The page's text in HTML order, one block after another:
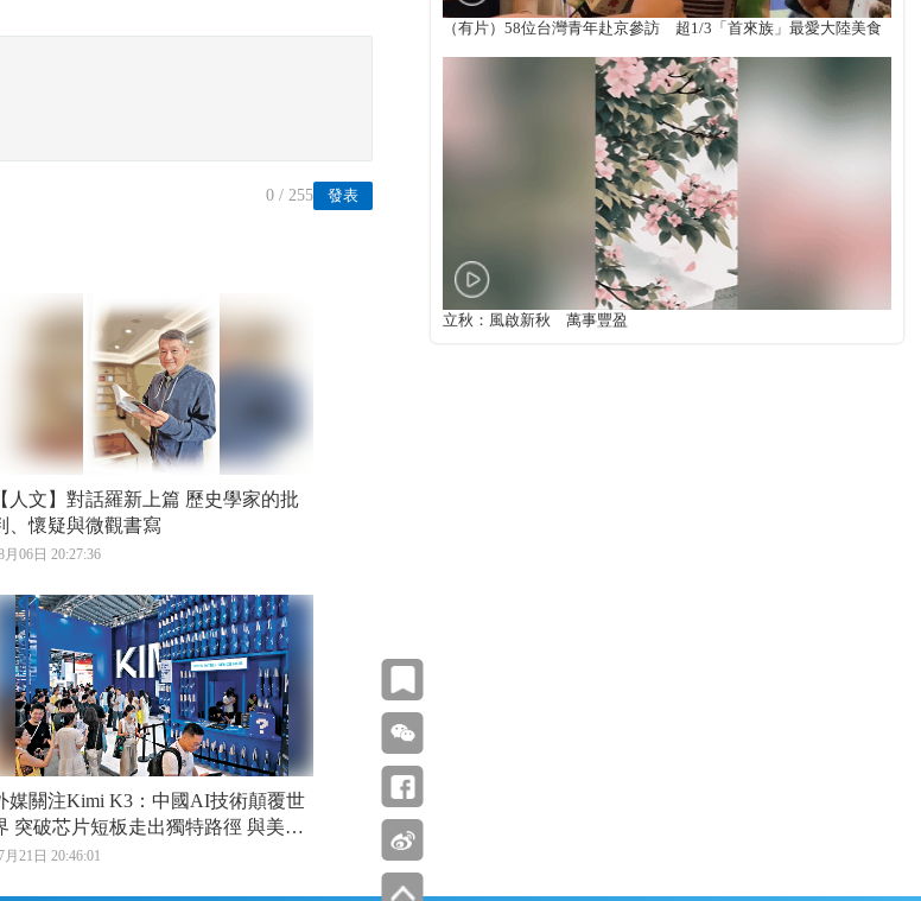
發表
0 / 255
【人文】對話羅新上篇 歷史學家的批
、懷疑與微觀書寫
月06日 20:27:36
媒關注Kimi K3：中國AI技術顛覆世
徑 與美差
收窄至2個月
月21日 20:46:01
（有片）58位台灣青年赴京參訪 超1/3「首來族」最愛大陸美食
立秋：風啟新秋 萬事豐盈